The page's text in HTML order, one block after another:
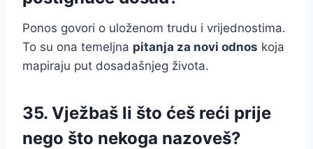
Ponos govori o uloženom trudu i vrijednostima.
To su ona temeljna pitanja za novi odnos koja
mapiraju put dosadašnjeg života.
35. Vježbaš li što ćeš reći prije
nego što nekoga nazoveš?